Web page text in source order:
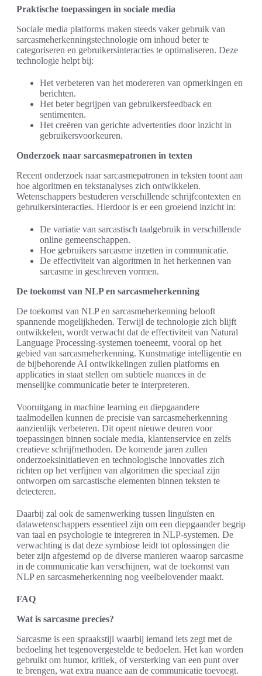
Praktische toepassingen in sociale media
Sociale media platforms maken steeds vaker gebruik van
sarcasmeherkenningstechnologie om inhoud beter te
categoriseren en gebruikersinteracties te optimaliseren. Deze
technologie helpt bij:
Het verbeteren van het modereren van opmerkingen en
berichten.
Het beter begrijpen van gebruikersfeedback en
sentimenten.
Het creëren van gerichte advertenties door inzicht in
gebruikersvoorkeuren.
Onderzoek naar sarcasmepatronen in texten
Recent onderzoek naar sarcasmepatronen in teksten toont aan
hoe algoritmen en tekstanalyses zich ontwikkelen.
Wetenschappers bestuderen verschillende schrijfcontexten en
gebruikersinteracties. Hierdoor is er een groeiend inzicht in:
De variatie van sarcastisch taalgebruik in verschillende
online gemeenschappen.
Hoe gebruikers sarcasme inzetten in communicatie.
De effectiviteit van algoritmen in het herkennen van
sarcasme in geschreven vormen.
De toekomst van NLP en sarcasmeherkenning
De toekomst van NLP en sarcasmeherkenning belooft
spannende mogelijkheden. Terwijl de technologie zich blijft
ontwikkelen, wordt verwacht dat de effectiviteit van Natural
Language Processing-systemen toeneemt, vooral op het
gebied van sarcasmeherkenning. Kunstmatige intelligentie en
de bijbehorende AI ontwikkelingen zullen platforms en
applicaties in staat stellen om subtiele nuances in de
menselijke communicatie beter te interpreteren.
Vooruitgang in machine learning en diepgaandere
taalmodellen kunnen de precisie van sarcasmeherkenning
aanzienlijk verbeteren. Dit opent nieuwe deuren voor
toepassingen binnen sociale media, klantenservice en zelfs
creatieve schrijfmethoden. De komende jaren zullen
onderzoeksinitiatieven en technologische innovaties zich
richten op het verfijnen van algoritmen die speciaal zijn
ontworpen om sarcastische elementen binnen teksten te
detecteren.
Daarbij zal ook de samenwerking tussen linguïsten en
datawetenschappers essentieel zijn om een diepgaander begrip
van taal en psychologie te integreren in NLP-systemen. De
verwachting is dat deze symbiose leidt tot oplossingen die
beter zijn afgestemd op de diverse manieren waarop sarcasme
in de communicatie kan verschijnen, wat de toekomst van
NLP en sarcasmeherkenning nog veelbelovender maakt.
FAQ
Wat is sarcasme precies?
Sarcasme is een spraakstijl waarbij iemand iets zegt met de
bedoeling het tegenovergestelde te bedoelen. Het kan worden
gebruikt om humor, kritiek, of versterking van een punt over
te brengen, wat extra nuance aan de communicatie toevoegt.